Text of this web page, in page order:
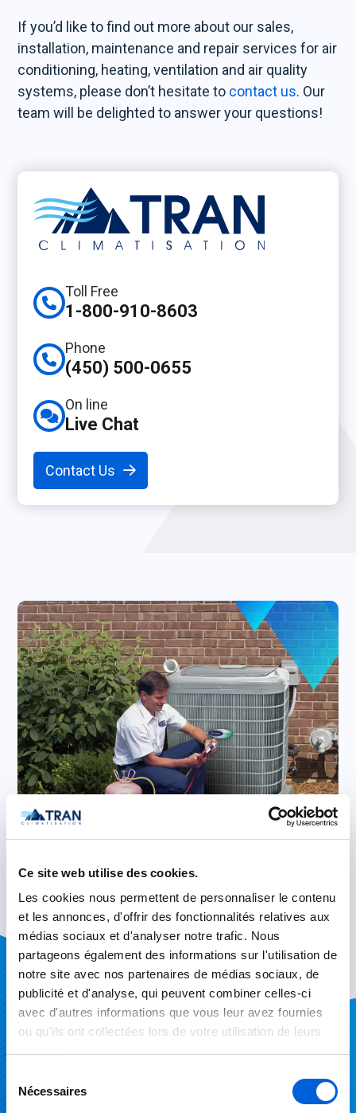
Ce site web utilise des cookies.
Les cookies nous permettent de personnaliser le contenu
et les annonces, d'offrir des fonctionnalités relatives aux
médias sociaux et d'analyser notre trafic. Nous
partageons également des informations sur l'utilisation de
notre site avec nos partenaires de médias sociaux, de
publicité et d'analyse, qui peuvent combiner celles-ci
avec d'autres informations que vous leur avez fournies
ou qu'ils ont collectées lors de votre utilisation de leurs
Nécessaires
If you’d like to find out more about our sales,
installation, maintenance and repair services for air
conditioning, heating, ventilation and air quality
systems, please don’t hesitate to contact us. Our
team will be delighted to answer your questions!
Toll Free
1-800-910-8603
Phone
(450) 500-0655
On line
Live Chat
Contact Us
Emergency repair
Repair service offered on all brands and done
by a technician team available